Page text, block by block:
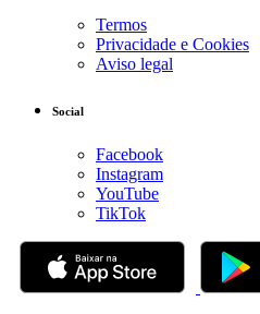
Termos
Privacidade e Cookies
Aviso legal
Social
Facebook
Instagram
YouTube
TikTok